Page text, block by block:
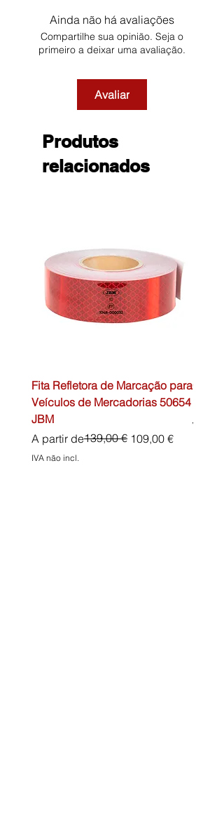
Ainda não há avaliações
Compartilhe sua opinião. Seja o
primeiro a deixar uma avaliação.
Avaliar
Produtos
relacionados
Fita Refletora de Marcação para
Veículos de Mercadorias 50654
JBM
A partir de
Preço normal139,00 € 109,00 €
Preço promocional
IVA não incl.
Preço
45,00 €